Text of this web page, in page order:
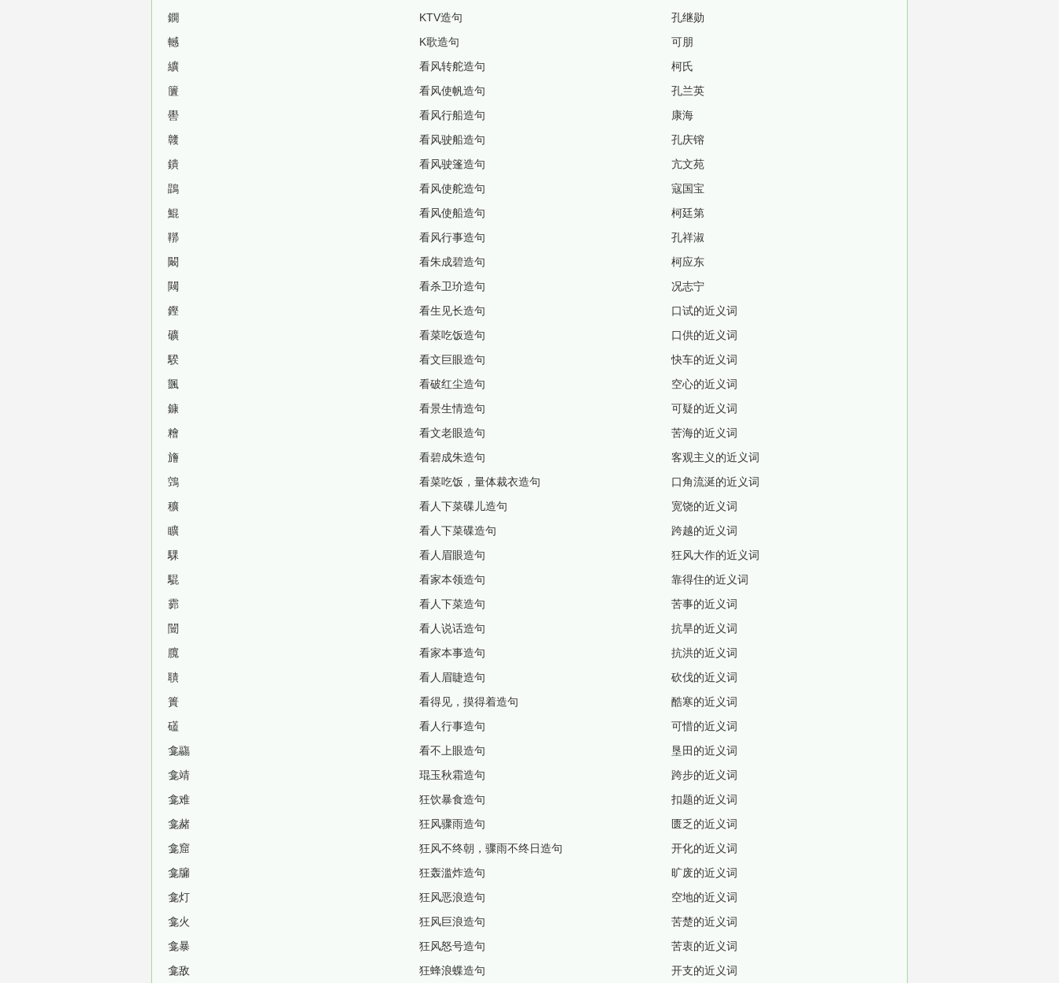
鐦
轗
纊
籄
嚳
竷
鐀
鵾
鯤
鞹
闞
闚
鏗
礦
騤
颽
鏮
糩
旝
鵼
穬
矌
騍
騉
霩
闓
臗
聵
簣
礚
龛鬺
龛靖
龛难
龛赭
龛窟
龛牖
龛灯
龛火
龛暴
龛敌
KTV造句
K歌造句
看风转舵造句
看风使帆造句
看风行船造句
看风驶船造句
看风驶篷造句
看风使舵造句
看风使船造句
看风行事造句
看朱成碧造句
看杀卫玠造句
看生见长造句
看菜吃饭造句
看文巨眼造句
看破红尘造句
看景生情造句
看文老眼造句
看碧成朱造句
看菜吃饭，量体裁衣造句
看人下菜碟儿造句
看人下菜碟造句
看人眉眼造句
看家本领造句
看人下菜造句
看人说话造句
看家本事造句
看人眉睫造句
看得见，摸得着造句
看人行事造句
看不上眼造句
琨玉秋霜造句
狂饮暴食造句
狂风骤雨造句
狂风不终朝，骤雨不终日造句
狂轰滥炸造句
狂风恶浪造句
狂风巨浪造句
狂风怒号造句
狂蜂浪蝶造句
孔继勋
可朋
柯氏
孔兰英
康海
孔庆镕
亢文苑
寇国宝
柯廷第
孔祥淑
柯应东
况志宁
口试的近义词
口供的近义词
快车的近义词
空心的近义词
可疑的近义词
苦海的近义词
客观主义的近义词
口角流涎的近义词
宽饶的近义词
跨越的近义词
狂风大作的近义词
靠得住的近义词
苦事的近义词
抗旱的近义词
抗洪的近义词
砍伐的近义词
酷寒的近义词
可惜的近义词
垦田的近义词
跨步的近义词
扣题的近义词
匮乏的近义词
开化的近义词
旷废的近义词
空地的近义词
苦楚的近义词
苦衷的近义词
开支的近义词